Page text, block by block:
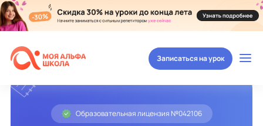
Записаться на урок
Образовательная лицензия №042106